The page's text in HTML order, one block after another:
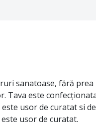
sanatoase, fără
este
usor de curatat si
usor de curatat.